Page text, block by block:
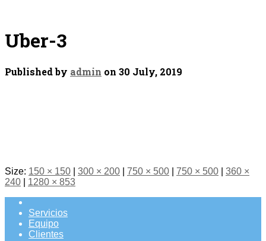
Uber-3
Published by admin on 30 July, 2019
Size: 150 × 150 300 × 200 750 × 500 750 × 500
360 ×
240
1280 × 853
Servicios
Equipo
Clientes